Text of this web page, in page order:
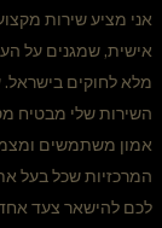
אני מציע שירות
אישית, שמגנים על
מלא לחוקים בישראל.
השירות שלי מבטיח
אמון משתמשים
המרכזיות שכל בעל
לכם להישאר צעד